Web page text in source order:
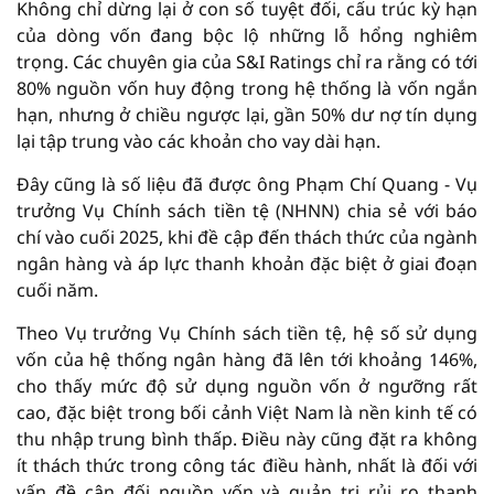
Không chỉ dừng lại ở con số tuyệt đối, cấu trúc kỳ hạn
của dòng vốn đang bộc lộ những lỗ hổng nghiêm
trọng. Các chuyên gia của S&I Ratings chỉ ra rằng có tới
80% nguồn vốn huy động trong hệ thống là vốn ngắn
hạn, nhưng ở chiều ngược lại, gần 50% dư nợ tín dụng
lại tập trung vào các khoản cho vay dài hạn.
Đây cũng là số liệu đã được ông Phạm Chí Quang - Vụ
trưởng Vụ Chính sách tiền tệ (NHNN) chia sẻ với báo
chí vào cuối 2025, khi đề cập đến thách thức của ngành
ngân hàng và áp lực thanh khoản đặc biệt ở giai đoạn
cuối năm.
Theo Vụ trưởng Vụ Chính sách tiền tệ, hệ số sử dụng
vốn của hệ thống ngân hàng đã lên tới khoảng 146%,
cho thấy mức độ sử dụng nguồn vốn ở ngưỡng rất
cao, đặc biệt trong bối cảnh Việt Nam là nền kinh tế có
thu nhập trung bình thấp. Điều này cũng đặt ra không
ít thách thức trong công tác điều hành, nhất là đối với